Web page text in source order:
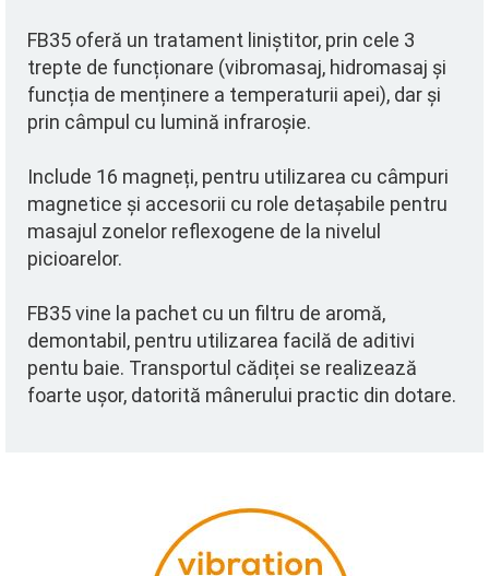
FB35 oferă un tratament liniștitor, prin cele 3
trepte de funcționare (vibromasaj, hidromasaj și
funcția de menținere a temperaturii apei), dar și
prin câmpul cu lumină infraroșie.
Include 16 magneți, pentru utilizarea cu câmpuri
magnetice și accesorii cu role detașabile pentru
masajul zonelor reflexogene de la nivelul
picioarelor.
FB35 vine la pachet cu un filtru de aromă,
demontabil, pentru utilizarea facilă de aditivi
pentu baie. Transportul cădiței se realizează
foarte ușor, datorită mânerului practic din dotare.